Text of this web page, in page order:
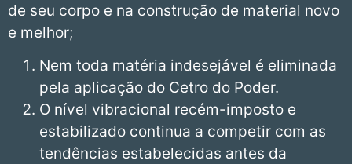
de seu corpo e na construção de material novo
e melhor;
Nem toda matéria indesejável é eliminada
pela aplicação do Cetro do Poder.
O nível vibracional recém-imposto e
estabilizado continua a competir com as
tendências estabelecidas antes da